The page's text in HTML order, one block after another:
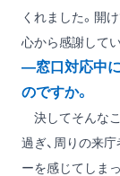
くれました。開
心から感謝して
―窓口対応中に
のですか。
決してそんなこ
過ぎ、周りの来
ーを感じてしま